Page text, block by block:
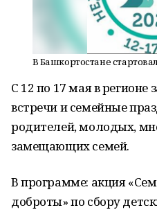
В Башкортостане
С 12 по 17 мая в
встречи и семейные
родителей, молодых,
замещающих семей.
В программе: акция
доброты» по сбору